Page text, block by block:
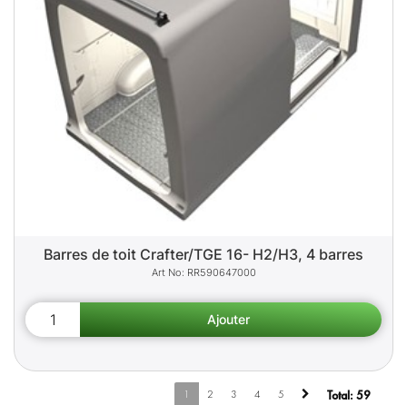
Barres de toit Crafter/TGE 16- H2/H3, 4 barres
RR590647000
1 2 3 4 5 Total: 59